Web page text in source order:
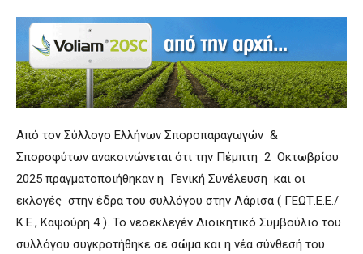
Από τον Σύλλογο Ελλήνων Σποροπαραγωγών &
Σποροφύτων ανακοινώνεται ότι την Πέμπτη 2 Οκτωβρίου
2025 πραγματοποιήθηκαν η Γενική Συνέλευση και οι
εκλογές στην έδρα του συλλόγου στην Λάρισα ( ΓΕΩΤ.Ε.Ε./
Κ.Ε., Καψούρη 4 ). Το νεοεκλεγέν Διοικητικό Συμβούλιο του
συλλόγου συγκροτήθηκε σε σώμα και η νέα σύνθεσή του